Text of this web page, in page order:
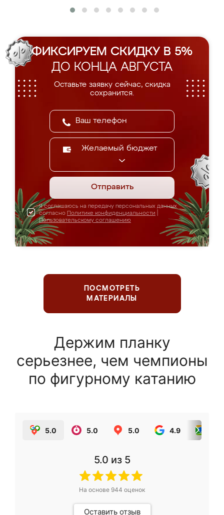
ФИКСИРУЕМ СКИДКУ В 5%
ДО КОНЦА АВГУСТА
Оставьте заявку сейчас, скидка
сохранится.
Желаемый бюджет
Отправить
Я соглашаюсь на передачу персональных данных
согласно Политике конфиденциальности
Пользовательскому соглашению
ПОСМОТРЕТЬ
МАТЕРИАЛЫ
Держим планку
серьезнее, чем чемпионы
по фигурному катанию
5.0 5.0 5.0 4.9
5.0 из 5
На основе 944 оценок
Оставить отзыв